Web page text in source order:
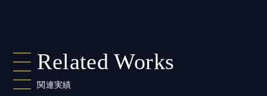
Related Works
関連実績